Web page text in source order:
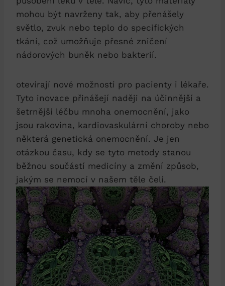
mohou být navrženy tak, aby přenášely
světlo, zvuk nebo teplo do specifických
tkání, což umožňuje přesné zničení
nádorových buněk nebo bakterií.
otevírají nové možnosti pro pacienty i lékaře.
Tyto inovace přinášejí naději na účinnější a
šetrnější léčbu mnoha onemocnění, jako
jsou rakovina, kardiovaskulární choroby nebo
některá genetická onemocnění. Je jen
otázkou času, kdy se tyto metody stanou
běžnou součástí medicíny a změní způsob,
jakým se nemocí v našem těle čelí.